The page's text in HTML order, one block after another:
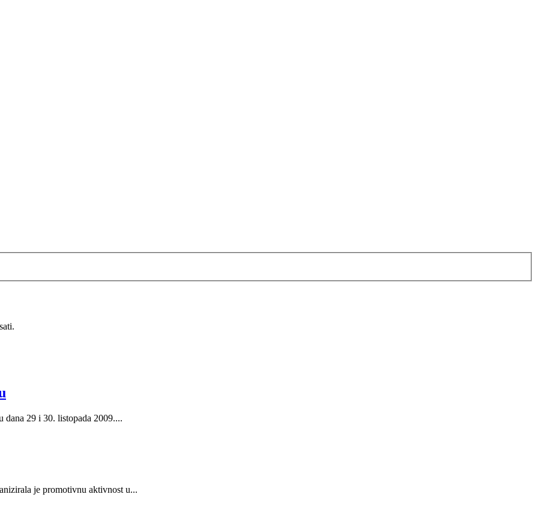
dana 29 i 30. listopada 2009....
je promotivnu aktivnost u...